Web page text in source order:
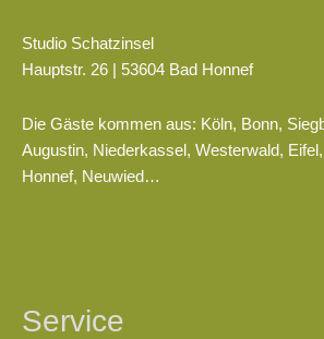
Studio Schatzinsel
Hauptstr. 26 | 53604 Bad Honnef
Die Gäste kommen aus: Köln, Bonn,
Augustin, Niederkassel, Westerwald,
Honnef, Neuwied…
Service